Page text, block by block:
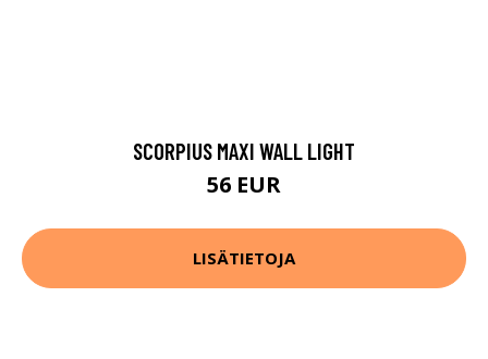
SCORPIUS MAXI WALL LIGHT
56 EUR
LISÄTIETOJA